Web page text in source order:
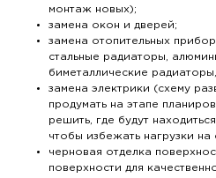
монтаж новых);
замена окон и дверей;
замена отопительных
стальные радиаторы,
биметаллические
замена электрики (схему
продумать на этапе
решить, где будут
чтобы избежать нагрузки на
черновая отделка
поверхности для